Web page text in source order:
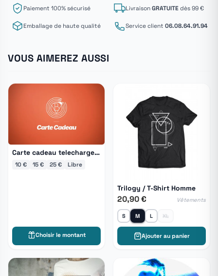
Paiement 100% sécurisé LivraisonGRATUITEdès 99 €
Emballage de haute qualité Service client 06.08.64.91.94
VOUS AIMEREZ AUSSI
Carte cadeau telechargement
10 € 15 € 25 € Libre
Choisir le montant
Trilogy / T-Shirt Homme
20,90 € Vêtements
S M L XL
Ajouter au panier